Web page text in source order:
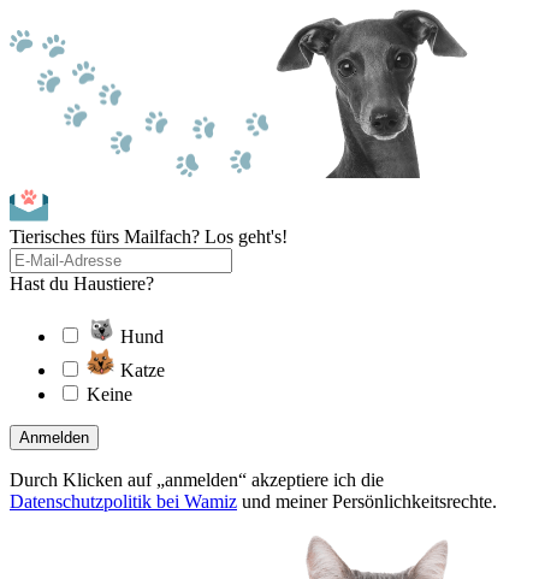
Tierisches fürs Mailfach? Los geht's!
Hast du Haustiere?
Hund
Katze
Keine
Anmelden
Durch Klicken auf „anmelden“ akzeptiere ich die
Datenschutzpolitik bei Wamiz und meiner Persönlichkeitsrechte.